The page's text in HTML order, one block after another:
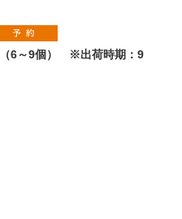
6～9個） ※出荷時期：9